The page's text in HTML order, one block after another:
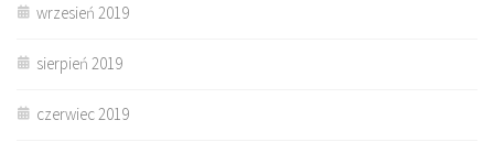
wrzesień 2019
sierpień 2019
czerwiec 2019